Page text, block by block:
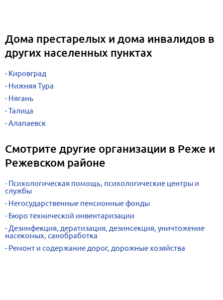
Дома престарелых и дома инвалидов в
других населенных пунктах
Кировград
Нижняя Тура
Нягань
Талица
Алапаевск
Смотрите другие организации в Реже и
Режевском районе
Психологическая помощь, психологические центры и
службы
Негосударственные пенсионные фонды
Бюро технической инвентаризации
Дезинфекция, дератизация, дезинсекция, уничтожение
насекомых, санобработка
Ремонт и содержание дорог, дорожные хозяйства